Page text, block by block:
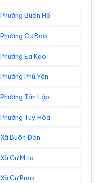
Phường Buôn Hồ
Phường Cư Bao
Phường Ea Kao
Phường Phú Yên
Phường Tân Lập
Phường Tuy Hòa
Xã Buôn Đôn
Xã Cư M’ta
Xã Cư Prao